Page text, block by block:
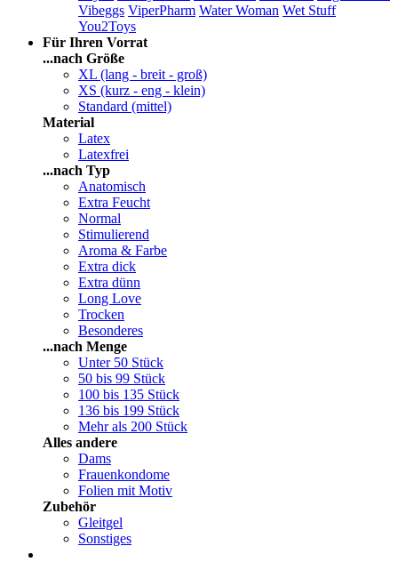
Vibeggs ViperPharm Water Woman Wet Stuff
You2Toys
Für Ihren Vorrat
...nach Größe
XL (lang - breit - groß)
XS (kurz - eng - klein)
Standard (mittel)
Material
Latex
Latexfrei
...nach Typ
Anatomisch
Extra Feucht
Normal
Stimulierend
Aroma & Farbe
Extra dick
Extra dünn
Long Love
Trocken
Besonderes
...nach Menge
Unter 50 Stück
50 bis 99 Stück
100 bis 135 Stück
136 bis 199 Stück
Mehr als 200 Stück
Alles andere
Dams
Frauenkondome
Folien mit Motiv
Zubehör
Gleitgel
Sonstiges